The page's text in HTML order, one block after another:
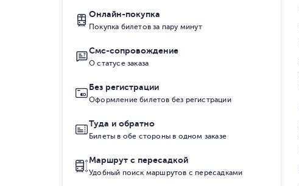
Онлайн-покупка
Покупка билетов за пару минут
Смс-сопровождение
О статусе заказа
Без регистрации
Оформление билетов без регистрации
Туда и обратно
Билеты в обе стороны в одном заказе
Маршрут с пересадкой
Удобный поиск маршрутов с пересадками